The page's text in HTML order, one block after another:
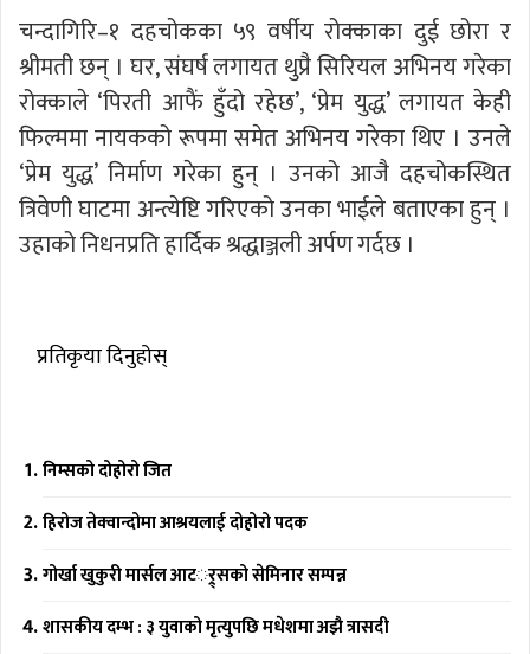
चन्दागिरि–१ दहचोकका ५९ वर्षीय रोक्काका दुई छोरा र
श्रीमती छन् । घर, संघर्ष लगायत थुप्रै सिरियल अभिनय गरेका
रोक्काले ‘पिरती आफैं हुँदो रहेछ’, ‘प्रेम युद्ध’ लगायत केही
फिल्ममा नायकको रूपमा समेत अभिनय गरेका थिए । उनले
‘प्रेम युद्ध’ निर्माण गरेका हुन् । उनको आजै दहचोकस्थित
त्रिवेणी घाटमा अन्त्येष्टि गरिएको उनका भाईले बताएका हुन् ।
उहाको निधनप्रति हार्दिक श्रद्धाञ्जली अर्पण गर्दछ ।
प्रतिकृया दिनुहोस्
निम्सको दोहोरो जित
हिरोज तेक्वान्दोमा आश्रयलाई दोहोरो पदक
गोर्खा खुकुरी मार्सल आटर््र्सको सेमिनार सम्पन्न
शासकीय दम्भ : ३ युवाको मृत्युपछि मधेशमा अझै त्रासदी